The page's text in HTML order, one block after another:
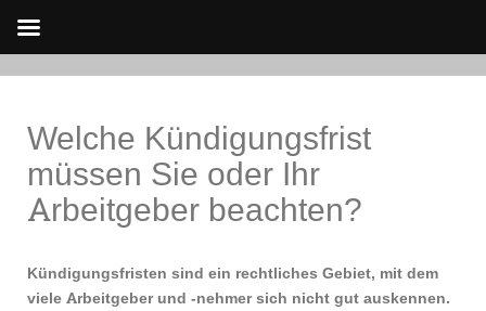
contentWelche Kündigungsfrist
müssen Sie oder Ihr
Arbeitgeber beachten?
Kündigungsfristen sind ein rechtliches Gebiet, mit dem
viele Arbeitgeber und -nehmer sich nicht gut auskennen.